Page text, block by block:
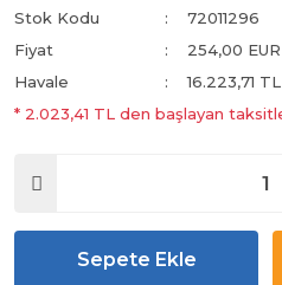
Stok Kodu
72011296
Fiyat
254,00
Havale
16.223,71
* 2.023,41 TL den başlayan
Sepete Ekle